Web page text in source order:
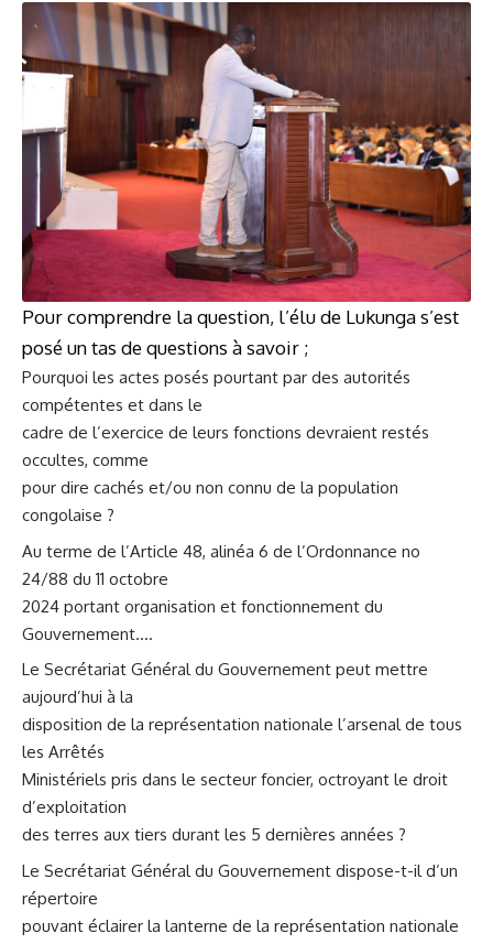
Pour comprendre la question, l’élu de Lukunga s’est
posé un tas de questions à savoir ;
Pourquoi les actes posés pourtant par des autorités
compétentes et dans le
cadre de l’exercice de leurs fonctions devraient restés
occultes, comme
pour dire cachés et/ou non connu de la population
congolaise ?
Au terme de l’Article 48, alinéa 6 de l’Ordonnance no
24/88 du 11 octobre
2024 portant organisation et fonctionnement du
Gouvernement….
Le Secrétariat Général du Gouvernement peut mettre
aujourd’hui à la
disposition de la représentation nationale l’arsenal de tous
les Arrêtés
Ministériels pris dans le secteur foncier, octroyant le droit
d’exploitation
des terres aux tiers durant les 5 dernières années ?
Le Secrétariat Général du Gouvernement dispose-t-il d’un
répertoire
pouvant éclairer la lanterne de la représentation nationale